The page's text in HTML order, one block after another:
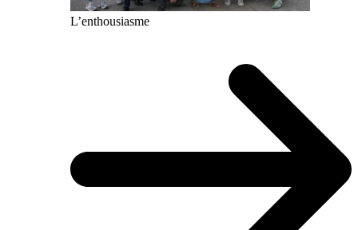
L’enthousiasme